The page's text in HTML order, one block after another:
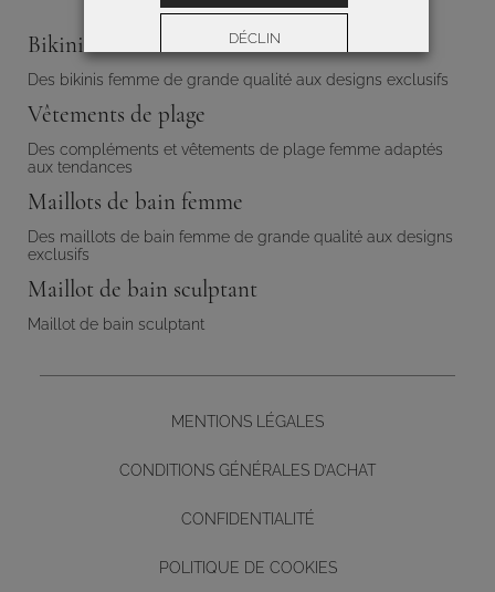
Bikinis femme
Des bikinis femme de grande qualité aux designs exclusifs
Vêtements de plage
Des compléments et vêtements de plage femme adaptés
aux tendances
Maillots de bain femme
Des maillots de bain femme de grande qualité aux designs
exclusifs
Maillot de bain sculptant
Maillot de bain sculptant
MENTIONS LÉGALES
CONDITIONS GÉNÉRALES D’ACHAT
CONFIDENTIALITÉ
POLITIQUE DE COOKIES
DÉCLIN